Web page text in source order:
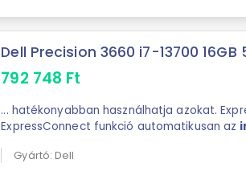
Dell Precision 3660 i7-13700 16GB
792 748 Ft
... hatékonyabban használhatja azokat.
ExpressConnect funkció automatikusan az
sávszélességet a ...
Gyártó: Dell